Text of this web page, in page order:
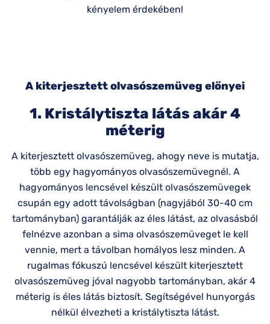
kényelem érdekében!
A kiterjesztett olvasószemüveg előnyei
1. Kristálytiszta látás akár 4
méterig
A kiterjesztett olvasószemüveg, ahogy neve is mutatja,
több egy hagyományos olvasószemüvegnél. A
hagyományos lencsével készült olvasószemüvegek
csupán egy adott távolságban (nagyjából 30-40 cm
tartományban) garantálják az éles látást, az olvasásból
felnézve azonban a sima olvasószemüveget le kell
vennie, mert a távolban homályos lesz minden. A
rugalmas fókuszú lencsével készült kiterjesztett
olvasószemüveg jóval nagyobb tartományban, akár 4
méterig is éles látás biztosít. Segítségével hunyorgás
nélkül élvezheti a kristálytiszta látást.